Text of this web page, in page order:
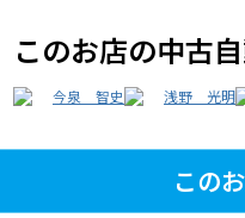
このお店の中古
今泉 智史 浅野 光明
この